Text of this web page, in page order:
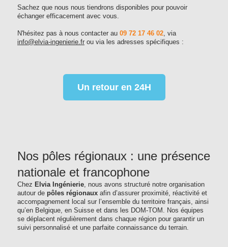
Sachez que nous nous tiendrons disponibles pour pouvoir
échanger efficacement avec vous.
N'hésitez pas à nous contacter au 09 72 17 46 02, via
info@elvia-ingenierie.fr ou via les adresses spécifiques :
Un retour en 24H
Nos pôles régionaux : une présence
nationale et francophone
Chez Elvia Ingénierie, nous avons structuré notre organisation
autour de pôles régionaux afin d’assurer proximité, réactivité et
accompagnement local sur l’ensemble du territoire français, ainsi
qu’en Belgique, en Suisse et dans les DOM-TOM. Nos équipes
se déplacent régulièrement dans chaque région pour garantir un
suivi personnalisé et une parfaite connaissance du terrain.